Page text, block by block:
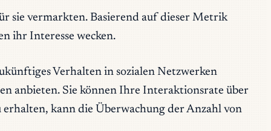
sie vermarkten. Basierend auf dieser Metrik
ihr Interesse wecken.
Verhalten in sozialen Netzwerken
anbieten. Sie können Ihre Interaktionsrate über
kann die Überwachung der Anzahl von